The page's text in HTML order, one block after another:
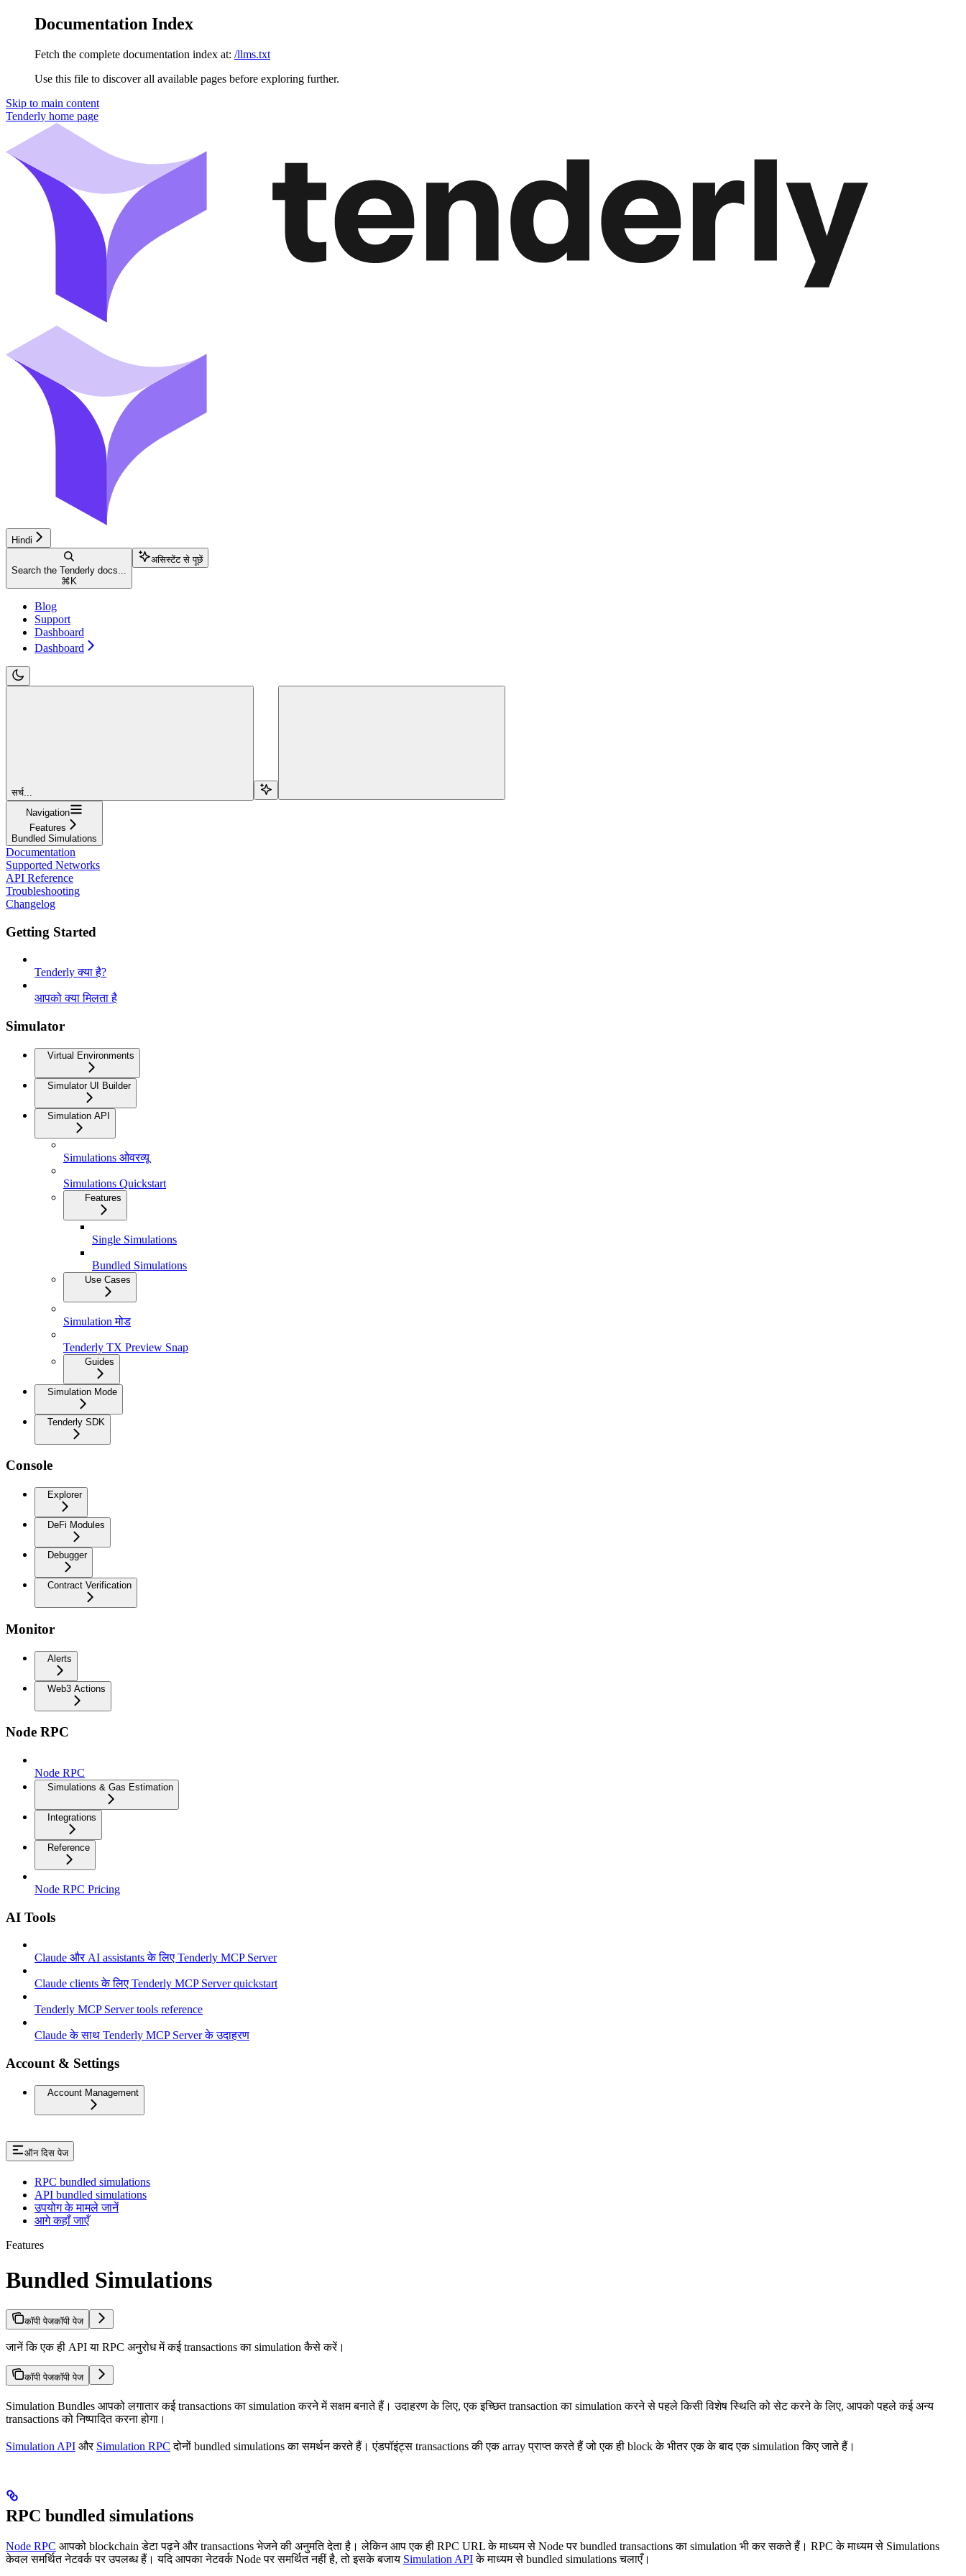
Documentation Index
Fetch the complete documentation index at: /llms.txt
Use this file to discover all available pages before exploring further.
Skip to main content
Tenderly home page
Hindi
Search the Tenderly docs...
⌘ K
असिस्टेंट से पूछें
Blog
Support
Dashboard
Dashboard
सर्च...
Navigation
Features
Bundled Simulations
Documentation
Supported Networks
API Reference
Troubleshooting
Changelog
Getting Started
Tenderly क्या है?
आपको क्या मिलता है
Simulator
Virtual Environments
Simulator UI Builder
Simulation API
Simulations ओवरव्यू
Simulations Quickstart
Features
Single Simulations
Bundled Simulations
Use Cases
Simulation मोड
Tenderly TX Preview Snap
Guides
Simulation Mode
Tenderly SDK
Console
Explorer
DeFi Modules
Debugger
Contract Verification
Monitor
Alerts
Web3 Actions
Node RPC
Node RPC
Simulations & Gas Estimation
Integrations
Reference
Node RPC Pricing
AI Tools
Claude और AI assistants के लिए Tenderly MCP Server
Claude clients के लिए Tenderly MCP Server quickstart
Tenderly MCP Server tools reference
Claude के साथ Tenderly MCP Server के उदाहरण
Account & Settings
Account Management
ऑन दिस पेज
RPC bundled simulations
API bundled simulations
उपयोग के मामले जानें
आगे कहाँ जाएँ
Features
Bundled Simulations
कॉपी पेजकॉपी पेज
जानें कि एक ही API या RPC अनुरोध में कई transactions का simulation कैसे करें।
कॉपी पेजकॉपी पेज
Simulation Bundles आपको लगातार कई transactions का simulation करने में सक्षम बनाते हैं। उदाहरण के लिए, एक इच्छित transaction का simulation करने से पहले किसी विशेष स्थिति को सेट करने के लिए, आपको पहले कई अन्य
transactions को निष्पादित करना होगा।
Simulation API और Simulation RPC दोनों bundled simulations का समर्थन करते हैं। एंडपॉइंट्स transactions की एक array प्राप्त करते हैं जो एक ही block के भीतर एक के बाद एक simulation किए जाते हैं।
RPC bundled simulations
Node RPC आपको blockchain डेटा पढ़ने और transactions भेजने की अनुमति देता है। लेकिन आप एक ही RPC URL के माध्यम से Node पर bundled transactions का simulation भी कर सकते हैं। RPC के माध्यम से Simulations
केवल समर्थित नेटवर्क पर उपलब्ध हैं। यदि आपका नेटवर्क Node पर समर्थित नहीं है, तो इसके बजाय Simulation APIके माध्यम से bundled simulations चलाएँ।